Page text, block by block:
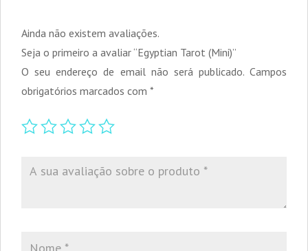
Ainda não existem avaliações.
Seja o primeiro a avaliar “Egyptian Tarot (Mini)”
O seu endereço de email não será publicado. Campos
obrigatórios marcados com *